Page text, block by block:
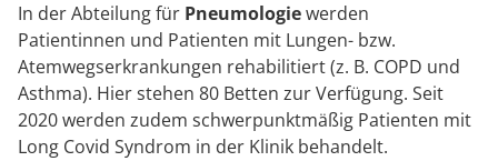
In der Abteilung für Pneumologiewerden
Patientinnen und Patienten mit Lungen- bzw.
Atemwegserkrankungen rehabilitiert (z. B. COPD und
Asthma). Hier stehen 80 Betten zur Verfügung. Seit
2020 werden zudem schwerpunktmäßig Patienten mit
Long Covid Syndrom in der Klinik behandelt.